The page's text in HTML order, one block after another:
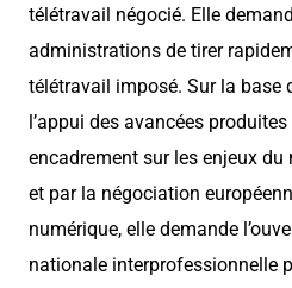
télétravail négocié. Elle
administrations de tirer
télétravail imposé. Sur la base
l’appui des avancées
encadrement sur les enjeux
et par la négociation
numérique, elle demande
nationale interprofessionnelle